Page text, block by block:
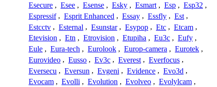
Esecure , Esee , Esense , Esky , Esmart , Esp , Esp32 ,
Espressif , Esprit Enhanced , Essay , Essfly , Est ,
Estcctv , Esternal , Esunstar , Esypop , Etc , Etcam ,
Etevision , Etn , Etrovision , Etupiha , Eu3c , Eufy ,
Eule , Eura-tech , Eurolook , Europ-camera , Eurotek ,
Eurovideo , Eusso , Ev3c , Everest , Everfocus ,
Eversecu , Eversun , Evgeni , Evidence , Evo3d ,
Evocam , Evolli , Evolution , Evolveo , Evolylcam ,